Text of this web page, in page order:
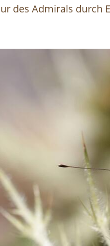
des Admirals durch